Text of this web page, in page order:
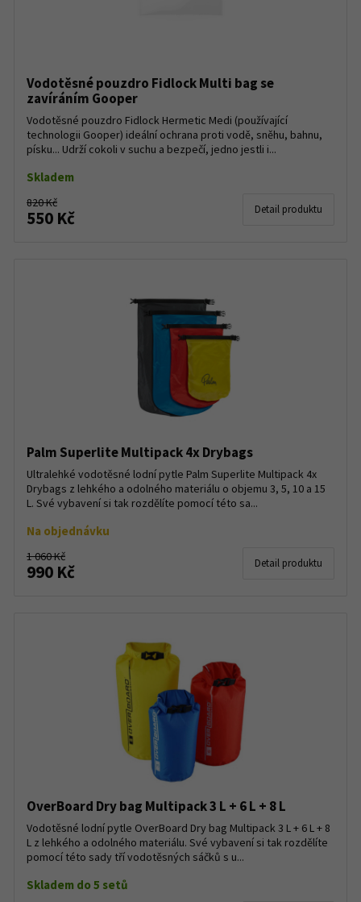
Vodotěsné pouzdro Fidlock Multi bag se
zavíráním Gooper
Vodotěsné pouzdro Fidlock Hermetic Medi (používající
technologii Gooper) ideální ochrana proti vodě, sněhu, bahnu,
písku... Udrží cokoli v suchu a bezpečí, jedno jestli i...
Skladem
820 Kč
550 Kč Detail produktu
Palm Superlite Multipack 4x Drybags
Ultralehké vodotěsné lodní pytle Palm Superlite Multipack 4x
Drybags z lehkého a odolného materiálu o objemu 3, 5, 10 a 15
L. Své vybavení si tak rozdělíte pomocí této sa...
Na objednávku
1 060 Kč
990 Kč Detail produktu
OverBoard Dry bag Multipack 3 L + 6 L + 8 L
Vodotěsné lodní pytle OverBoard Dry bag Multipack 3 L + 6 L + 8
L z lehkého a odolného materiálu. Své vybavení si tak rozdělíte
pomocí této sady tří vodotěsných sáčků s u...
Skladem do 5 setů